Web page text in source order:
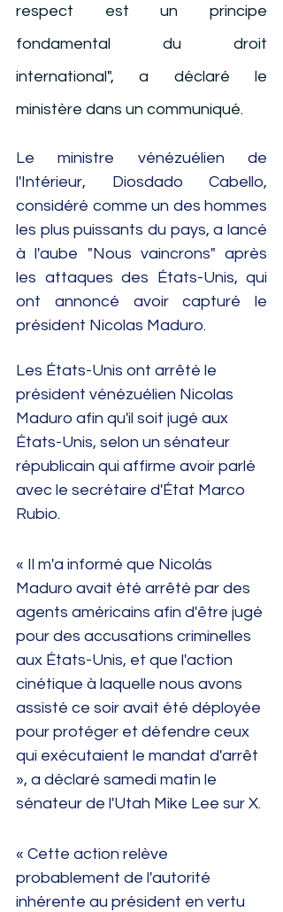
respect est un principe
fondamental du droit
international", a déclaré le
ministère dans un communiqué.
Le ministre vénézuélien de
l'Intérieur, Diosdado Cabello,
considéré comme un des hommes
les plus puissants du pays, a lancé
à l'aube "Nous vaincrons" après
les attaques des États-Unis, qui
ont annoncé avoir capturé le
président Nicolas Maduro.
Les États-Unis ont arrêté le
président vénézuélien Nicolas
Maduro afin qu'il soit jugé aux
États-Unis, selon un sénateur
républicain qui affirme avoir parlé
avec le secrétaire d'État Marco
Rubio.
« Il m'a informé que Nicolás
Maduro avait été arrêté par des
agents américains afin d'être jugé
pour des accusations criminelles
aux États-Unis, et que l'action
cinétique à laquelle nous avons
assisté ce soir avait été déployée
pour protéger et défendre ceux
qui exécutaient le mandat d'arrêt
», a déclaré samedi matin le
sénateur de l'Utah Mike Lee sur X.
« Cette action relève
probablement de l'autorité
inhérente au président en vertu